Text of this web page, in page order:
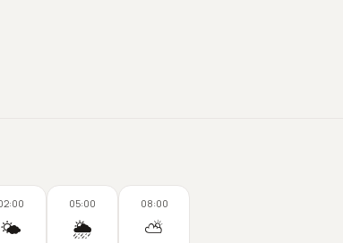
🌤️
05:00
🌦️
08:00
⛅